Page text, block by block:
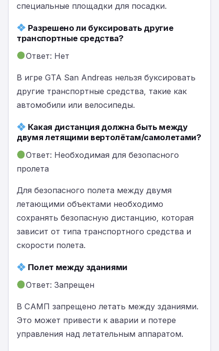
специальные площадки для посадки.
Разрешено ли буксировать другие
транспортные средства?
Ответ: Нет
В игре GTA San Andreas нельзя буксировать
другие транспортные средства, такие как
автомобили или велосипеды.
Какая дистанция должна быть между
двумя летящими вертолётам/самолетами?
Ответ: Необходимая для безопасного
пролета
Для безопасного полета между двумя
летающими объектами необходимо
сохранять безопасную дистанцию, которая
зависит от типа транспортного средства и
скорости полета.
Полет между зданиями
Ответ: Запрещен
В САМП запрещено летать между зданиями.
Это может привести к аварии и потере
управления над летательным аппаратом.